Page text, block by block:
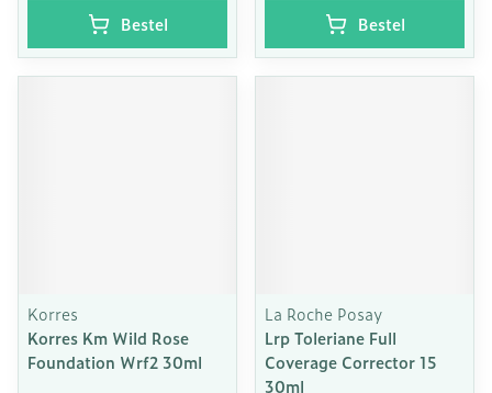
Bestel Bestel
Korres
Korres Km Wild Rose
Foundation Wrf2 30ml
La Roche Posay
Lrp Toleriane Full
Coverage Corrector 15
30ml